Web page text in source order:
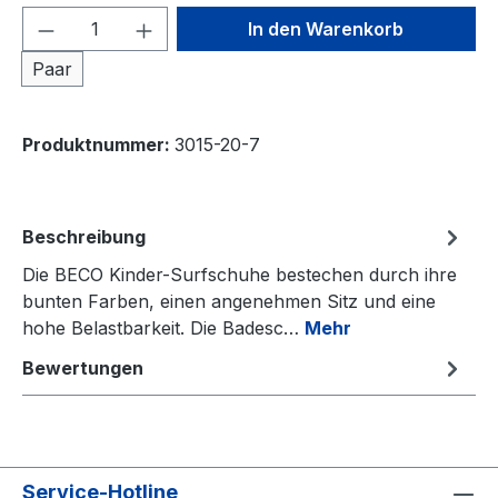
Produkt Anzahl: Gib den
Paar
In den Warenkorb
Produktnummer: 3015-20-7
Beschreibung
Die BECO Kinder-Surfschuhe bestechen durch ihre
bunten Farben, einen angenehmen Sitz und eine
hohe Belastbarkeit. Die Badesc… Mehr
Bewertungen
Service-Hotline